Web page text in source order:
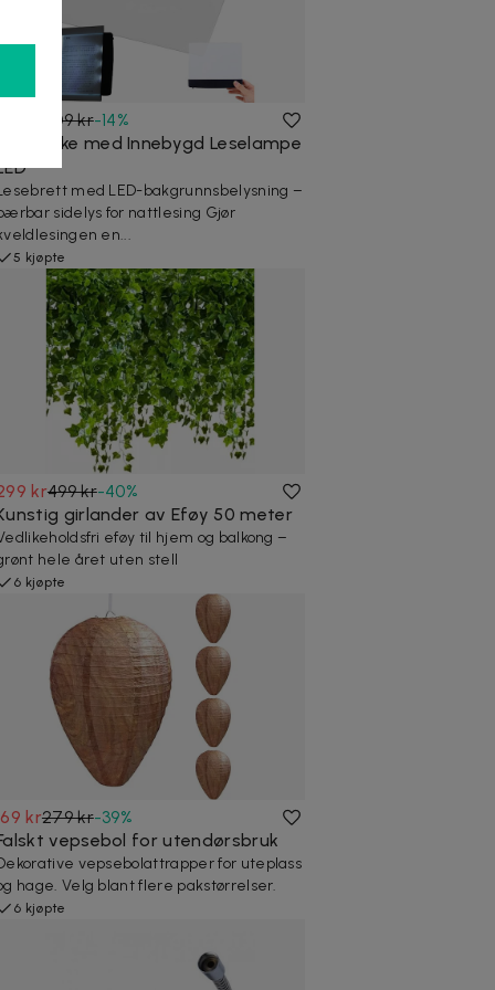
209 kr-14%
Bokmerke med Innebygd Leselampe
med LED-bakgrunnsbelysning –
sidelys for nattlesing Gjør
en...
5 kjøpte
kr499 kr-40%
girlander av Eføy 50 meter
eføy til hjem og balkong –
hele året uten stell
6 kjøpte
kr279 kr-39%
vepsebol for utendørsbruk
vepsebolattrapper for uteplass
hage. Velg blant flere pakstørrelser.
6 kjøpte